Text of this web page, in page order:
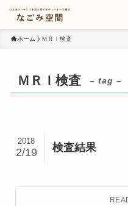
ホーム ＭＲＩ検査
ＭＲＩ検査 – tag –
検査結果
2018
2/19